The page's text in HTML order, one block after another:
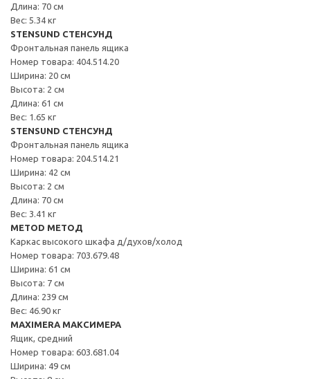
Длина: 70 см
Вес: 5.34 кг
STENSUND СТЕНСУНД
Фронтальная панель ящика
Номер товара: 404.514.20
Ширина: 20 см
Высота: 2 см
Длина: 61 см
Вес: 1.65 кг
STENSUND СТЕНСУНД
Фронтальная панель ящика
Номер товара: 204.514.21
Ширина: 42 см
Высота: 2 см
Длина: 70 см
Вес: 3.41 кг
METOD МЕТОД
Каркас высокого шкафа д/духов/холод
Номер товара: 703.679.48
Ширина: 61 см
Высота: 7 см
Длина: 239 см
Вес: 46.90 кг
MAXIMERA МАКСИМЕРА
Ящик, средний
Номер товара: 603.681.04
Ширина: 49 см